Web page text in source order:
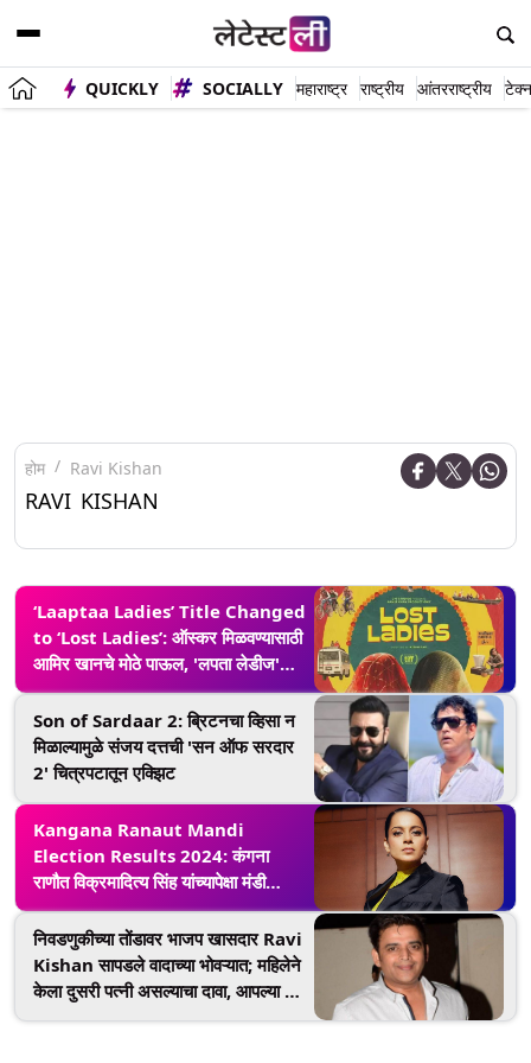
QUICKLY SOCIALLY महाराष्ट्र राष्ट्रीय आंतरराष्ट्रीय
होम Ravi Kishan
RAVI KISHAN
‘Laaptaa Ladies’ Title Changed
to ‘Lost Ladies’: ऑस्कर मिळवण्यासाठी
आमिर खानचे मोठे पाऊल, 'लपता लेडीज'
चित्रपटाच्या नावात बदल, 'लॉस्ट लेडीज'चे
नवीन पोस्टर पाहिलयं?
Son of Sardaar 2: ब्रिटनचा व्हिसा न
मिळाल्यामुळे संजय दत्तची 'सन ऑफ सरदार
2' चित्रपटातून एक्झिट
Kangana Ranaut Mandi
Election Results 2024: कंगना
राणौत विक्रमादित्य सिंह यांच्यापेक्षा मंडी
मतदारसंघातून आघाडीवर
निवडणुकीच्या तोंडावर भाजप खासदार Ravi
Kishan सापडले वादाच्या भोवऱ्यात; महिलेने
केला दुसरी पत्नी असल्याचा दावा, आपल्या 25